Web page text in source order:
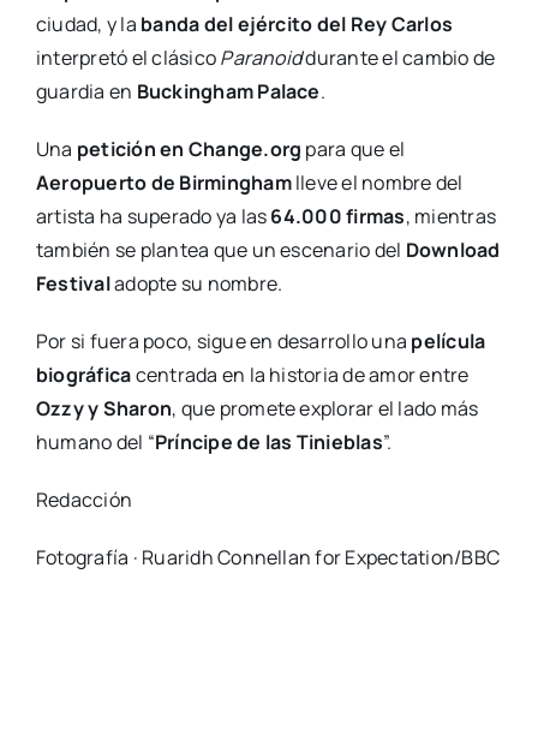
ciudad, y la banda del ejército del Rey Carlos
interpretó el clásicoParanoiddurante el cambio de
guardia en Buckingham Palace.
Una petición en Change.org para que el
Aeropuerto de Birminghamlleve el nombre del
artista ha superado ya las64.000 firmas, mientras
también se plantea que un escenario del Download
Festivaladopte su nombre.
Por si fuera poco, sigue en desarrollo una película
biográficacentrada en la historia de amor entre
Ozzy y Sharon, que promete explorar el lado más
humano del “Príncipe de las Tinieblas”.
Redacción
Fotografía · Ruaridh Connellan for Expectation/BBC